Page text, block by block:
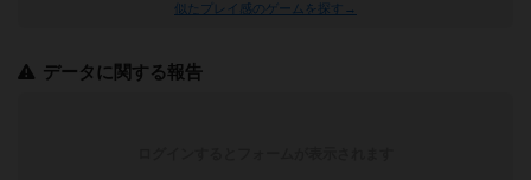
似たプレイ感のゲームを探す→
データに関する報告